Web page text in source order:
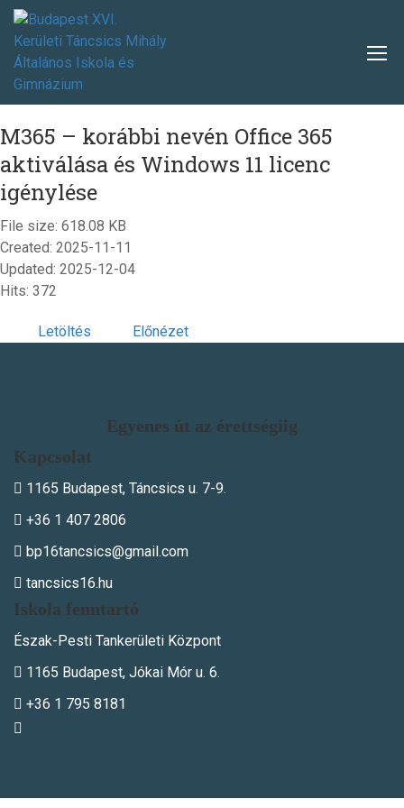
M365 – korábbi nevén Office 365
aktiválása és Windows 11 licenc
igénylése
File size: 618.08 KB
Created: 2025-11-11
Updated: 2025-12-04
Hits: 372
Letöltés Előnézet
Egyenes út az érettségiig
Kapcsolat
1165 Budapest, Táncsics u. 7-9.
+36 1 407 2806
bp16tancsics@gmail.com
tancsics16.hu
Iskola fenntartó
Észak-Pesti Tankerületi Központ
1165 Budapest, Jókai Mór u. 6.
+36 1 795 8181